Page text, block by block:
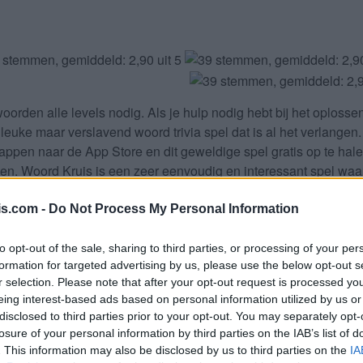
- Do Not Process My Personal Information
opt-out of the sale, sharing to third parties, or processing of your
for targeted advertising by us, please use the below opt-out
selection. Please note that after your opt-out request is processed
interest-based ads based on personal information utilized by us
to third parties prior to your opt-out. You may separately
of your personal information by third parties on the IAB’s list of
This information may also be disclosed by us to third parties on the
alle levels nodig. Als je hulp nodig hebt bij het
maar verslavend woord trivia spel dat is al het
naar de App Store en dit geweldige spel gratis op te
Woord Kruis is een zeer eenvoudig en interessant spel
iPhone, iPad, iPod en/of Android-apparaat en ga nu naar
Word Games als de Woord Kruis game ontwikkelaar
voor de ontwikkelaar dus help het groeien.
letters. Vul alle letters van de